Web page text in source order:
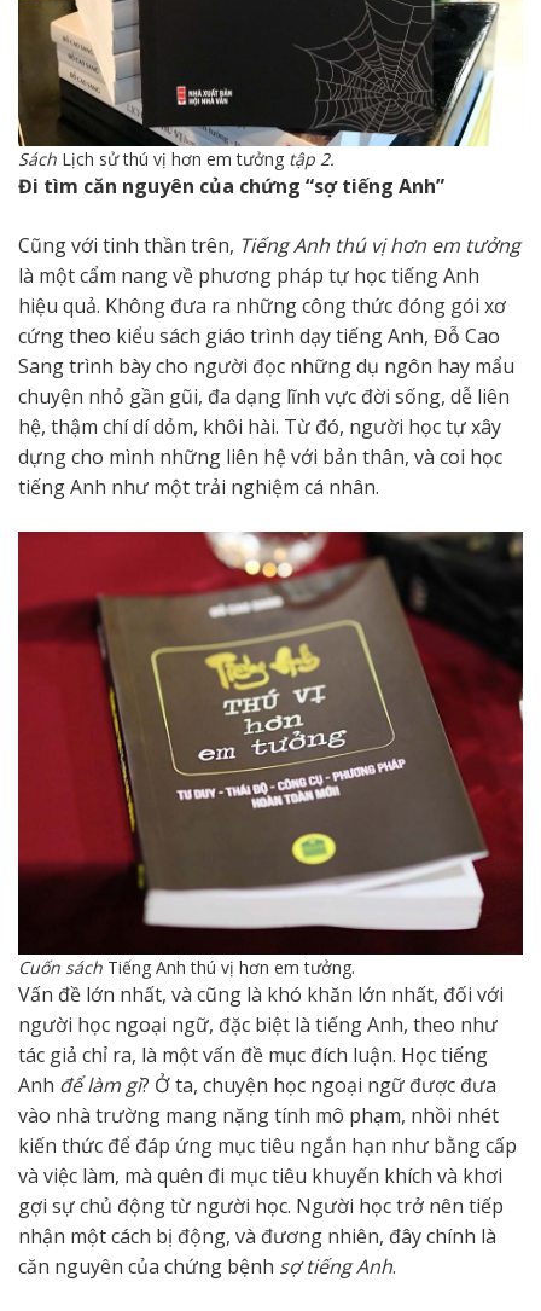
Sách Lịch sử thú vị hơn em tưởng tập 2.
Đi tìm căn nguyên của chứng “sợ tiếng Anh”
Cũng với tinh thần trên, Tiếng Anh thú vị hơn em tưởng
là một cẩm nang về phương pháp tự học tiếng Anh
hiệu quả. Không đưa ra những công thức đóng gói xơ
cứng theo kiểu sách giáo trình dạy tiếng Anh, Đỗ Cao
Sang trình bày cho người đọc những dụ ngôn hay mẩu
chuyện nhỏ gần gũi, đa dạng lĩnh vực đời sống, dễ liên
hệ, thậm chí dí dỏm, khôi hài. Từ đó, người học tự xây
dựng cho mình những liên hệ với bản thân, và coi học
tiếng Anh như một trải nghiệm cá nhân.
Cuốn sách Tiếng Anh thú vị hơn em tưởng.
Vấn đề lớn nhất, và cũng là khó khăn lớn nhất, đối với
người học ngoại ngữ, đặc biệt là tiếng Anh, theo như
tác giả chỉ ra, là một vấn đề mục đích luận. Học tiếng
Anh để làm gì? Ở ta, chuyện học ngoại ngữ được đưa
vào nhà trường mang nặng tính mô phạm, nhồi nhét
kiến thức để đáp ứng mục tiêu ngắn hạn như bằng cấp
và việc làm, mà quên đi mục tiêu khuyến khích và khơi
gợi sự chủ động từ người học. Người học trở nên tiếp
nhận một cách bị động, và đương nhiên, đây chính là
căn nguyên của chứng bệnh sợ tiếng Anh.